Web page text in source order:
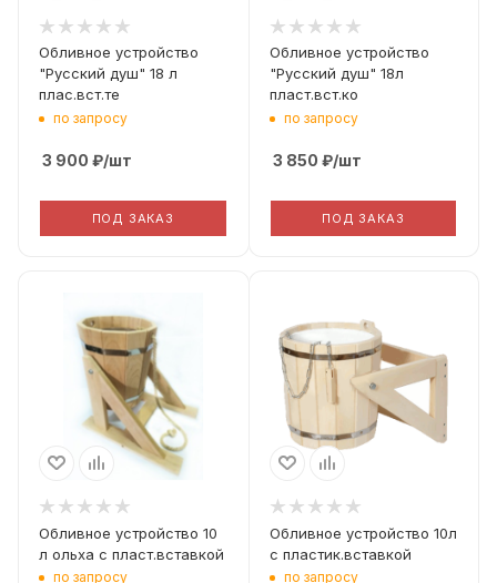
Обливное устройство
"Русский душ" 18 л
плас.вст.те
по запросу
3 900 ₽/шт
ПОД ЗАКАЗ
Обливное устройство
"Русский душ" 18л
пласт.вст.ко
по запросу
3 850 ₽/шт
ПОД ЗАКАЗ
Ольха
Обливное устройство 10
л ольха с пласт.вставкой
по запросу
Обливное устройство 10л
с пластик.вставкой
по запросу